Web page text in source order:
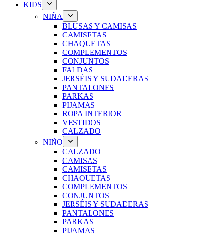
KIDS
NIÑA
BLUSAS Y CAMISAS
CAMISETAS
CHAQUETAS
COMPLEMENTOS
CONJUNTOS
FALDAS
JERSÉIS Y SUDADERAS
PANTALONES
PARKAS
PIJAMAS
ROPA INTERIOR
VESTIDOS
CALZADO
NIÑO
CALZADO
CAMISAS
CAMISETAS
CHAQUETAS
COMPLEMENTOS
CONJUNTOS
JERSÉIS Y SUDADERAS
PANTALONES
PARKAS
PIJAMAS